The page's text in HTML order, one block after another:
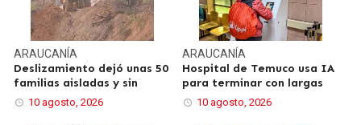
ARAUCANÍA
Deslizamiento dejó unas 50
familias aisladas y sin
10 agosto, 2026
ARAUCANÍA
Hospital de Temuco usa IA
para terminar con largas
10 agosto, 2026